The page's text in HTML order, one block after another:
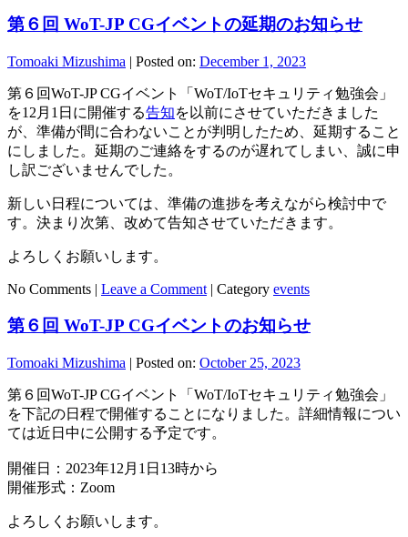
第６回 WoT-JP CGイベントの延期のお知らせ
Tomoaki Mizushima | Posted on: December 1, 2023
第６回WoT-JP CGイベント「WoT/IoTセキュリティ勉強会」
を12月1日に開催する告知を以前にさせていただきました
が、準備が間に合わないことが判明したため、延期すること
にしました。延期のご連絡をするのが遅れてしまい、誠に申
し訳ございませんでした。
新しい日程については、準備の進捗を考えながら検討中で
す。決まり次第、改めて告知させていただきます。
よろしくお願いします。
No Comments | Leave a Comment | Category events
第６回 WoT-JP CGイベントのお知らせ
Tomoaki Mizushima | Posted on: October 25, 2023
第６回WoT-JP CGイベント「WoT/IoTセキュリティ勉強会」
を下記の日程で開催することになりました。詳細情報につい
ては近日中に公開する予定です。
開催日：2023年12月1日13時から
開催形式：Zoom
よろしくお願いします。